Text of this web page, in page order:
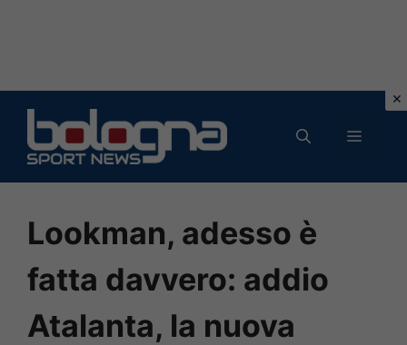
contenuto
MENU
Lookman, adesso è
fatta davvero: addio
Atalanta, la nuova